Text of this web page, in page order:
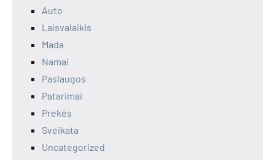
Auto
Laisvalaikis
Mada
Namai
Paslaugos
Patarimai
Prekės
Sveikata
Uncategorized